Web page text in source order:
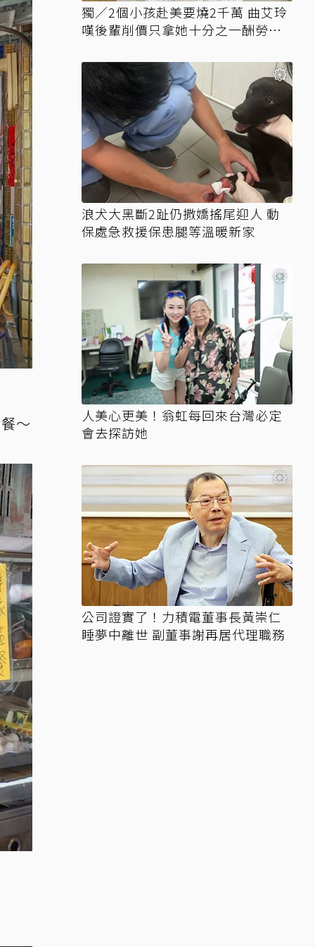
～
獨／2個小孩赴美要燒2千萬 曲艾玲
嘆後輩削價只拿她十分之一酬勞競
浪犬大黑斷2趾仍撒嬌搖尾迎人 動
保處急救援保患腿等溫暖新家
人美心更美！翁虹每回來台灣必定
會去探訪她
公司證實了！力積電董事長黃崇仁
睡夢中離世 副董事謝再居代理職務